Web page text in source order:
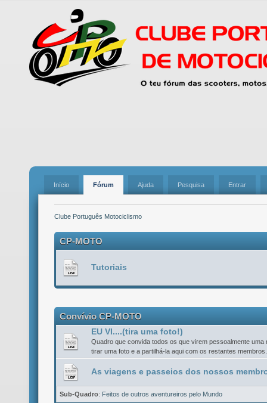
Início Fórum Ajuda Pesquisa Entrar
Clube Português Motociclismo
CP-MOTO
Tutoriais
Convívio CP-MOTO
EU VI....(tira uma foto!)
Quadro que convida todos os que virem pessoalmente uma
tirar uma foto e a partilhá-la aqui com os restantes membros.
As viagens e passeios dos nossos
Sub-Quadro: Feitos de outros aventureiros pelo Mundo